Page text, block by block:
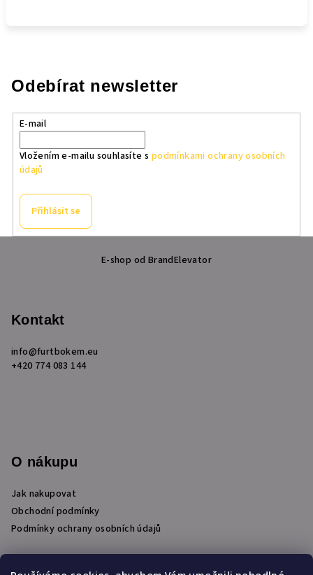
Odebírat newsletter
E-mail
Vložením e-mailu souhlasíte s podmínkami ochrany osobních
údajů
Přihlásit se
E-shop od BrandElevator
Kontakt
info@furtbokem.eu
+420 774 083 144
O nákupu
Jak nakupovat
Obchodní podmínky
Podmínky ochrany osobních údajů